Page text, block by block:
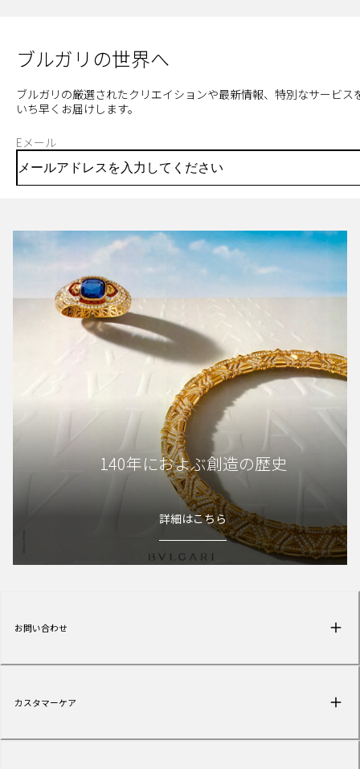
ブルガリの世界へ
ブルガリの厳選されたクリエイションや最新情報、特別なサービス
いち早くお届けします。
Eメール
140年におよぶ創造の歴史
詳細はこちら
お問い合わせ
カスタマーケア